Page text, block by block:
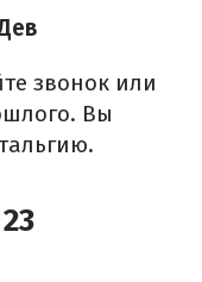
звонок или
Вы